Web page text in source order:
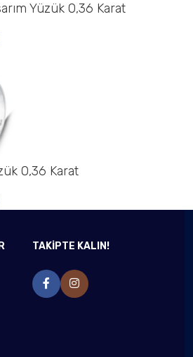
Yüzük 0,36 Karat
0,36 Karat
TAKİPTE KALIN!